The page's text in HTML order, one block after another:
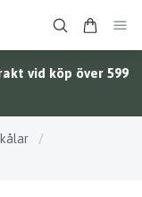
vid köp över 599
/